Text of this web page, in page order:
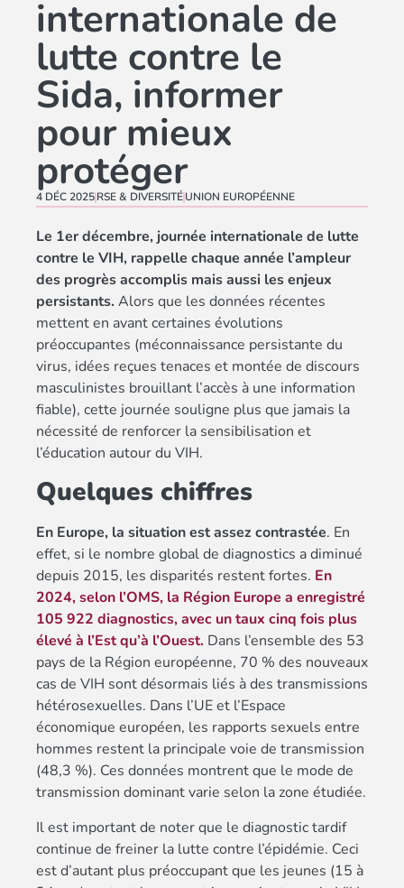
internationale de
lutte contre le
Sida, informer
pour mieux
protéger
4 DÉC 2025RSE & DIVERSITÉUNION EUROPÉENNE
Le 1er décembre, journée internationale de lutte
contre le VIH, rappelle chaque année l’ampleur
des progrès accomplis mais aussi les enjeux
persistants. Alors que les données récentes
mettent en avant certaines évolutions
préoccupantes (méconnaissance persistante du
virus, idées reçues tenaces et montée de discours
masculinistes brouillant l’accès à une information
fiable), cette journée souligne plus que jamais la
nécessité de renforcer la sensibilisation et
l’éducation autour du VIH.
Quelques chiffres
En Europe, la situation est assez contrastée. En
effet, si le nombre global de diagnostics a diminué
depuis 2015, les disparités restent fortes. En
2024, selon l’OMS, la Région Europe a enregistré
105 922 diagnostics, avec un taux cinq fois plus
élevé à l’Est qu’à l’Ouest. Dans l’ensemble des 53
pays de la Région européenne, 70 % des nouveaux
cas de VIH sont désormais liés à des transmissions
hétérosexuelles. Dans l’UE et l’Espace
économique européen, les rapports sexuels entre
hommes restent la principale voie de transmission
(48,3 %). Ces données montrent que le mode de
transmission dominant varie selon la zone étudiée.
Il est important de noter que le diagnostic tardif
continue de freiner la lutte contre l’épidémie. Ceci
est d’autant plus préoccupant que les jeunes (15 à